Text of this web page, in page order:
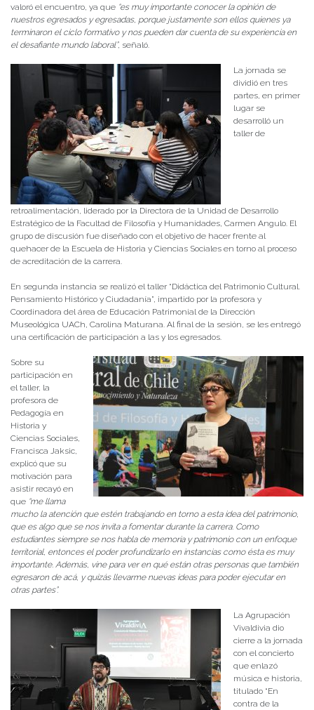
valoró el encuentro, ya que “es muy importante conocer la opinión de
nuestros egresados y egresadas, porque justamente son ellos quienes ya
terminaron el ciclo formativo y nos pueden dar cuenta de su experiencia en
el desafiante mundo laboral”, señaló.
La jornada se
dividió en tres
partes, en primer
lugar se
desarrolló un
taller de
retroalimentación, liderado por la Directora de la Unidad de Desarrollo
Estratégico de la Facultad de Filosofía y Humanidades, Carmen Angulo. El
grupo de discusión fue diseñado con el objetivo de hacer frente al
quehacer de la Escuela de Historia y Ciencias Sociales en torno al proceso
de acreditación de la carrera.
En segunda instancia se realizó el taller “Didáctica del Patrimonio Cultural.
Pensamiento Histórico y Ciudadanía”, impartido por la profesora y
Coordinadora del área de Educación Patrimonial de la Dirección
Museológica UACh, Carolina Maturana. Al final de la sesión, se les entregó
una certificación de participación a las y los egresados.
Sobre su
participación en
el taller, la
profesora de
Pedagogía en
Historia y
Ciencias Sociales,
Francisca Jaksic,
explicó que su
motivación para
asistir recayó en
que “me llama
mucho la atención que estén trabajando en torno a esta idea del patrimonio,
que es algo que se nos invita a fomentar durante la carrera. Como
estudiantes siempre se nos habla de memoria y patrimonio con un enfoque
territorial, entonces el poder profundizarlo en instancias como ésta es muy
importante. Además, vine para ver en qué están otras personas que también
egresaron de acá, y quizás llevarme nuevas ideas para poder ejecutar en
otras partes”.
La Agrupación
Vivaldivia dio
cierre a la jornada
con el concierto
que enlazó
música e historia,
titulado “En
contra de la